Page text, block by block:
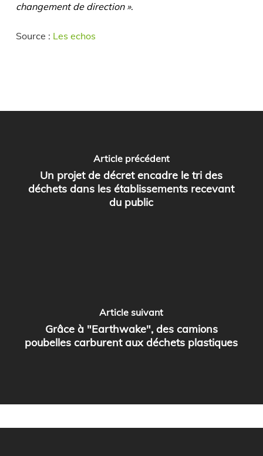
changement de direction ».
Source : Les echos
Article précédent
Un projet de décret encadre le tri des
déchets dans les établissements recevant
du public
Article suivant
Grâce à "Earthwake", des camions
poubelles carburent aux déchets plastiques